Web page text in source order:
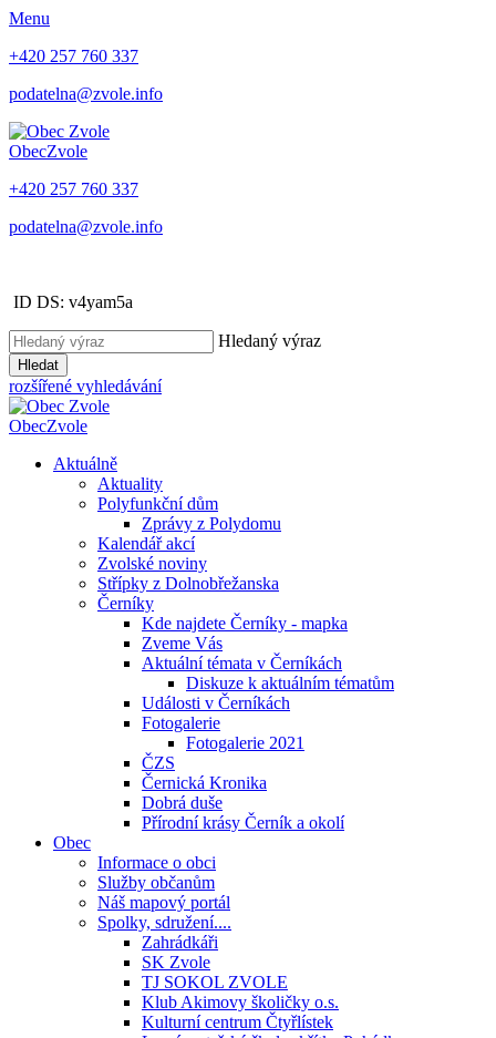
Menu
+420 257 760 337
podatelna@zvole.info
ObecZvole
+420 257 760 337
podatelna@zvole.info
ID DS: v4yam5a
Hledaný výraz
Hledat
rozšířené vyhledávání
ObecZvole
Aktuálně
Aktuality
Polyfunkční dům
Zprávy z Polydomu
Kalendář akcí
Zvolské noviny
Střípky z Dolnobřežanska
Černíky
Kde najdete Černíky - mapka
Zveme Vás
Aktuální témata v Černíkách
Diskuze k aktuálním tématům
Události v Černíkách
Fotogalerie
Fotogalerie 2021
ČZS
Černická Kronika
Dobrá duše
Přírodní krásy Černík a okolí
Obec
Informace o obci
Služby občanům
Náš mapový portál
Spolky, sdružení....
Zahrádkáři
SK Zvole
TJ SOKOL ZVOLE
Klub Akimovy školičky o.s.
Kulturní centrum Čtyřlístek